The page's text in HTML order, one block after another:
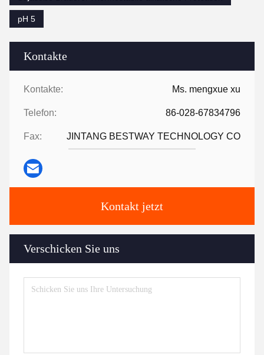
Kontakte
Kontakte: Ms. mengxue xu
Telefon: 86-028-67834796
Fax: JINTANG BESTWAY TECHNOLOGY CO
Kontakt jetzt
Verschicken Sie uns
pH 5